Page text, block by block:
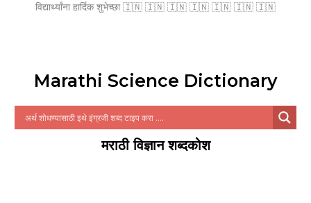
विद्यार्थ्यांना हार्दिक शुभेच्छा 🇮🇳 🇮🇳 🇮🇳 🇮🇳 🇮🇳 🇮🇳 🇮🇳
Marathi Science Dictionary
मराठी विज्ञान शब्दकोश